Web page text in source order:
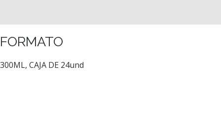
FORMATO
300ML, CAJA DE 24und